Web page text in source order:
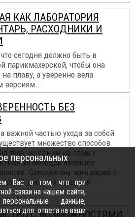
КАК ЛАБОРАТОРИЯ
РАСХОДНИКИ И
сегодня должно быть в
парикмахерской, чтобы она
плаву, а уверенно вела
версиям...
БЕЗ
важной частью ухода за собой
множество способов
теле, но одним из самых
методов является
Сегодня мы поговорим о
собой диодная лазерная
С ВОЗМОЖНОСТЯМИ
персональных
Вас о том, что при
связи на нашем сайте,
данные,
для: ответа на ваши